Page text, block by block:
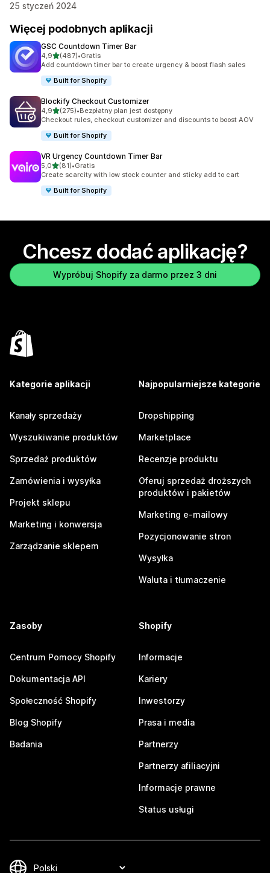
25 styczeń 2024
Więcej podobnych aplikacji
GSC Countdown Timer Bar
4,9na 5 gwiazdek
(487)
Łączna liczba recenzji: 487
•Gratis
Add countdown timer bar to create urgency & boost flash sales
Built for Shopify
Blockify Checkout Customizer
4,9na 5 gwiazdek
(275)
Łączna liczba recenzji: 275
•Bezpłatny plan jest dostępny
Checkout rules, checkout customizer and discounts to boost AOV
Built for Shopify
VR Urgency Countdown Timer Bar
5,0na 5 gwiazdek
(81)
Łączna liczba recenzji: 81
•Gratis
Create scarcity with low stock counter and sticky add to cart
Built for Shopify
Chcesz dodać aplikację?
Wypróbuj Shopify za darmo przez 3 dni
Kategorie aplikacji
Kanały sprzedaży
Wyszukiwanie produktów
Sprzedaż produktów
Zamówienia i wysyłka
Projekt sklepu
Marketing i konwersja
Zarządzanie sklepem
Najpopularniejsze kategorie
Dropshipping
Marketplace
Recenzje produktu
Oferuj sprzedaż droższych
produktów i pakietów
Marketing e-mailowy
Pozycjonowanie stron
Wysyłka
Waluta i tłumaczenie
Zasoby
Centrum Pomocy Shopify
Dokumentacja API
Społeczność Shopify
Blog Shopify
Badania
Shopify
Informacje
Kariery
Inwestorzy
Prasa i media
Partnerzy
Partnerzy afiliacyjni
Informacje prawne
Status usługi